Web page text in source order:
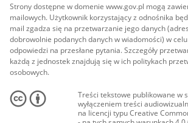
Strony dostępne w domenie www.gov.pl mogą
mailowych. Użytkownik korzystający z odnośnika
mail zgadza się na przetwarzanie jego danych
dobrowolnie podanych danych w wiadomości) w celu
odpowiedzi na przesłane pytania. Szczegóły
każdą z jednostek znajdują się w ich politykach
osobowych.
Treści tekstowe publikowane w
wyłączeniem treści
na licencji typu Creative